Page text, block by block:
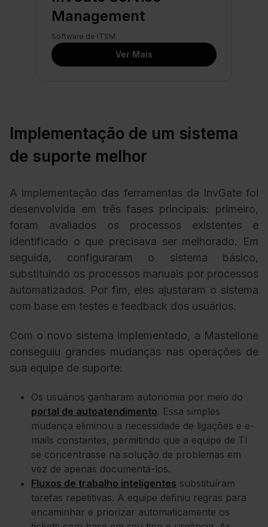
Management
Software de ITSM
Ver Mais
Implementação de um sistema
de suporte melhor
A implementação das ferramentas da InvGate foi
desenvolvida em três fases principais: primeiro,
foram avaliados os processos existentes e
identificado o que precisava ser melhorado. Em
seguida, configuraram o sistema básico,
substituindo os processos manuais por processos
automatizados. Por fim, eles ajustaram o sistema
com base em testes e feedback dos usuários.
Com o novo sistema implementado, a Mastellone
conseguiu grandes mudanças nas operações de
sua equipe de suporte:
Os usuários ganharam autonomia por meio do
portal de autoatendimento. Essa simples
mudança eliminou a necessidade de ligações e e-
mails constantes, permitindo que a equipe de TI
se concentrasse na solução de problemas em
vez de apenas documentá-los.
Fluxos de trabalho inteligentes substituíram
tarefas repetitivas. A equipe definiu regras para
encaminhar e priorizar automaticamente os